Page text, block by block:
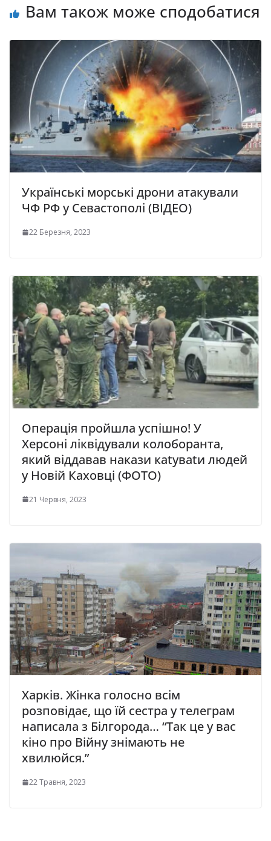
Вам також може сподобатися
Українські морські дрони атакували
ЧФ РФ у Севастополі (ВІДЕО)
22 Березня, 2023
Операція пройшла успішно! У
Херсоні ліквідували колоборанта,
який віддавав накази каtуваtи людей
у Новій Каховці (ФОТО)
21 Червня, 2023
Харків. Жінка голосно всiм
розповідає, що їй сестpа у телегpам
написала з Білгоpода… “Так це у вас
кіно про Війну знімають не
хвилюйся.”
22 Травня, 2023